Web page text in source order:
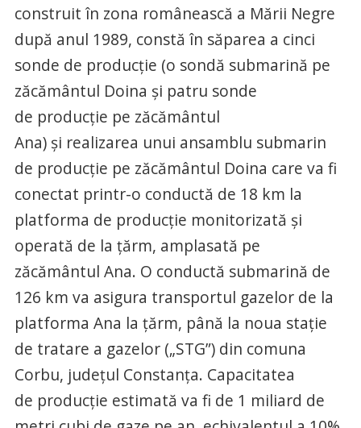
construit în zona românească a Mării Negre
după anul 1989, constă în săparea a cinci
sonde de producție (o sondă submarină pe
zăcământul Doina și patru sonde
de producție pe zăcământul
Ana) și realizarea unui ansamblu submarin
de producție pe zăcământul Doina care va fi
conectat printr-o conductă de 18 km la
platforma de producție monitorizată și
operată de la țărm, amplasată pe
zăcământul Ana. O conductă submarină de
126 km va asigura transportul gazelor de la
platforma Ana la țărm, până la noua stație
de tratare a gazelor („STG”) din comuna
Corbu, județul Constanța. Capacitatea
de producție estimată va fi de 1 miliard de